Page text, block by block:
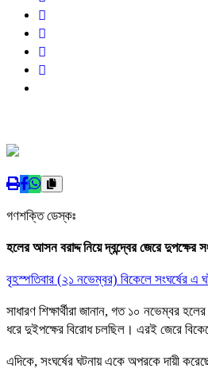
গণশক্তি ডেস্কঃ
হলের আসন বরাদ্দ নিয়ে দ্বন্দ্বের জেরে দুপক্ষের
বৃহস্পতিবার (২১ নভেম্বর) বিকেলে সংঘর্ষের এ
সাধারণ শিক্ষার্থীরা জানান, গত ১০ নভেম্বর
ধরে দুইপক্ষের বিরোধ চলছিল। এরই জেরে
এদিকে, সংঘর্ষের ঘটনায় একে অপরকে দায়ী